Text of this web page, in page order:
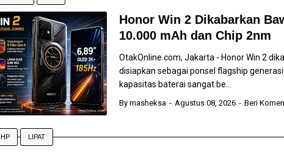
Honor Win 2 Dikabarkan
10.000 mAh dan Chip 2nm
OtakOnline.com, Jakarta - Honor Win 2
disiapkan sebagai ponsel flagship
kapasitas baterai sangat be...
By masheksa Agustus 08, 2026 Beri
HP LIPAT